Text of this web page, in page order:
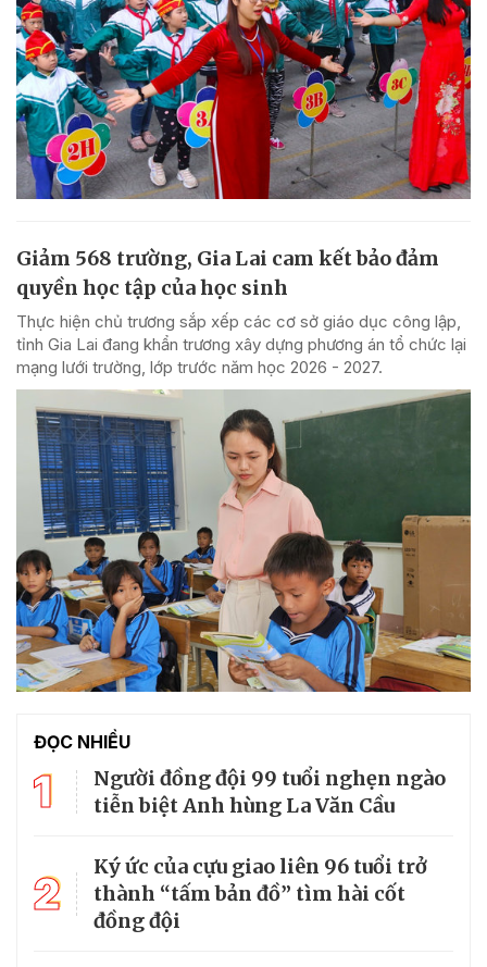
Giảm 568 trường, Gia Lai cam kết bảo đảm
quyền học tập của học sinh
Thực hiện chủ trương sắp xếp các cơ sở giáo dục công lập,
tỉnh Gia Lai đang khẩn trương xây dựng phương án tổ chức lại
mạng lưới trường, lớp trước năm học 2026 - 2027.
ĐỌC NHIỀU
1
Người đồng đội 99 tuổi nghẹn ngào
tiễn biệt Anh hùng La Văn Cầu
2
Ký ức của cựu giao liên 96 tuổi trở
thành “tấm bản đồ” tìm hài cốt
đồng đội